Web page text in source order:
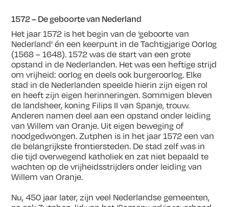
1572 – De geboorte van Nederland
Het jaar 1572 is het begin van de ‘geboorte van
Nederland’ én een keerpunt in de Tachtigjarige Oorlog
(1568 – 1648). 1572 was de start van een grote
opstand in de Nederlanden. Het was een heftige strijd
om vrijheid: oorlog en deels ook burgeroorlog. Elke
stad in de Nederlanden speelde hierin zijn eigen rol
en heeft zijn eigen herinneringen. Sommigen bleven
de landsheer, koning Filips II van Spanje, trouw.
Anderen namen deel aan een opstand onder leiding
van Willem van Oranje. Uit eigen beweging of
noodgedwongen. Zutphen is in het jaar 1572 een van
de belangrijkste frontiersteden. De stad zelf was in
die tijd overwegend katholiek en zat niet bepaald te
wachten op de vrijheidsstrijders onder leiding van
Willem van Oranje.
Nu, 450 jaar later, zijn veel Nederlandse gemeenten,